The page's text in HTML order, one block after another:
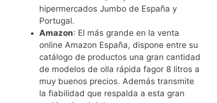
hipermercados Jumbo de España y
Portugal.
Amazon: El más grande en la venta
online Amazon España, dispone entre su
catálogo de productos una gran cantidad
de modelos de olla rápida fagor 8 litros a
muy buenos precios. Además transmite
la fiabilidad que respalda a esta gran